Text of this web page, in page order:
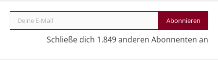
Deine E-Mail
Abonnieren
Schließe dich 1.849 anderen Abonnenten an